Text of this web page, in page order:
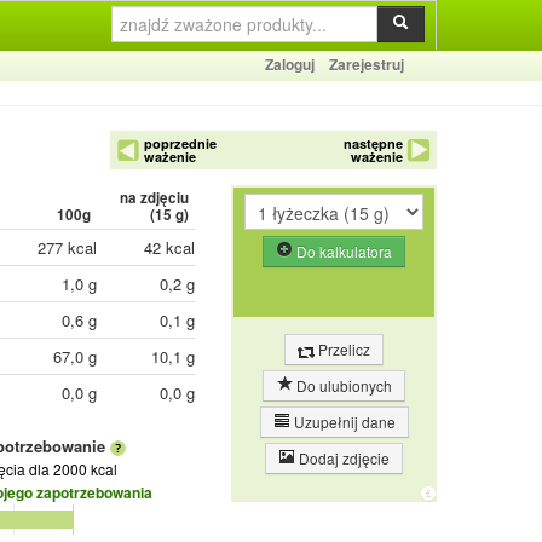
Zaloguj Zarejestruj
poprzednie
ważenie
następne
ważenie
100g
na zdjęciu
(15 g)
277 kcal
42 kcal
1,0 g
0,2 g
0,6 g
0,1 g
67,0 g
10,1 g
0,0 g
0,0 g
dla 2000 kcal
zapotrzebowania
Do kalkulatora
Przelicz
Do ulubionych
Uzupełnij dane
Dodaj zdjęcie